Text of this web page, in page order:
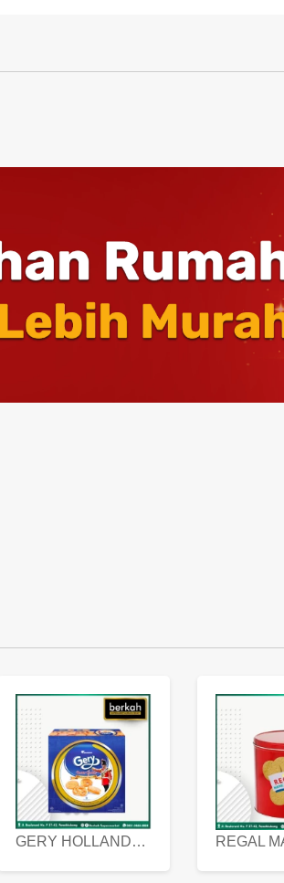
GERY HOLLANDA BUTTER COOKIES 450 GRAM